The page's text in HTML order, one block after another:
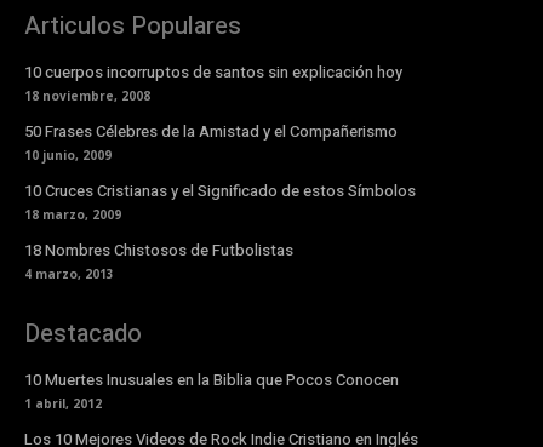
Articulos Populares
10 cuerpos incorruptos de santos sin explicación hoy
18 noviembre, 2008
50 Frases Célebres de la Amistad y el Compañerismo
10 junio, 2009
10 Cruces Cristianas y el Significado de estos Símbolos
18 marzo, 2009
18 Nombres Chistosos de Futbolistas
4 marzo, 2013
Destacado
10 Muertes Inusuales en la Biblia que Pocos Conocen
1 abril, 2012
Los 10 Mejores Videos de Rock Indie Cristiano en Inglés